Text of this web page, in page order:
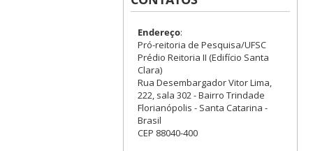
Endereço:
Pró-reitoria de Pesquisa/UFSC
Prédio Reitoria II (Edifício Santa
Clara)
Rua Desembargador Vitor Lima,
222, sala 302 - Bairro Trindade
Florianópolis - Santa Catarina -
Brasil
CEP 88040-400